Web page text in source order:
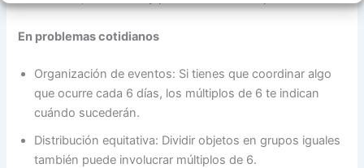
En problemas cotidianos
Organización de eventos: Si tienes que coordinar algo
que ocurre cada 6 días, los múltiplos de 6 te indican
cuándo sucederán.
Distribución equitativa: Dividir objetos en grupos iguales
también puede involucrar múltiplos de 6.